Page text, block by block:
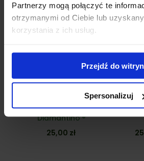
Partnerzy mogą połączyć te
otrzymanymi od Ciebie lub
korzystania z ich usług.
Przejdź do
Spersonalizuj
Hortensja bukietowa
'Diamantino’®
25,00 zł